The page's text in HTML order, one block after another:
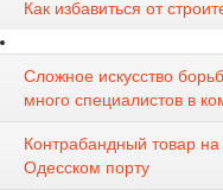
Как избавиться от
Сложное искусство
много специалистов в
Контрабандный товар
Одесском порту